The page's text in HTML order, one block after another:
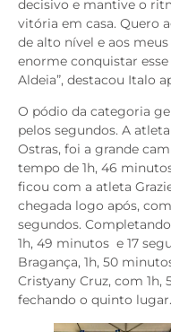
decisivo e mantive o
vitória em casa. Quero
de alto nível e aos
enorme conquistar
Aldeia”, destacou Italo
O pódio da categoria
pelos segundos. A
Ostras, foi a grande
tempo de 1h, 46
ficou com a atleta
chegada logo após,
segundos.
1h, 49 minutos e 17
Bragança, 1h, 50
Cristyany Cruz, com 1h,
fechando o quinto lugar.